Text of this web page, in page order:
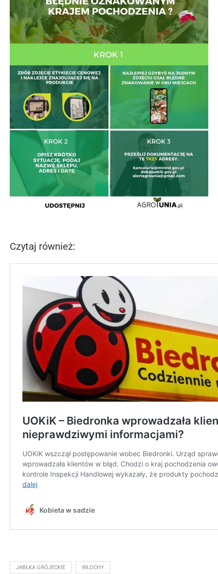
Czytaj również:
JABŁKA GRÓJECKIE WŁOCHY